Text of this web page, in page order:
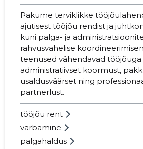
Pakume terviklikke
ajutisest tööjõu rendist ja
kuni palga- ja
rahvusvahelise
teenused vähendavad tööjõuga
administratiivset koormust,
usaldusväärset ning
partnerlust.
tööjõu rent
värbamine
palgahaldus